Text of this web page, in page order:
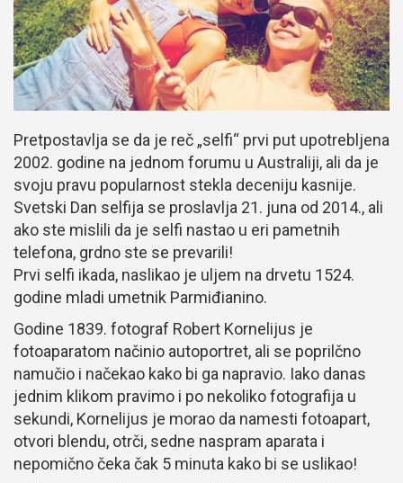
Pretpostavlja se da je reč „selfi“ prvi put upotrebljena
2002. godine na jednom forumu u Australiji, ali da je
svoju pravu popularnost stekla deceniju kasnije.
Svetski Dan selfija se proslavlja 21. juna od 2014., ali
ako ste mislili da je selfi nastao u eri pametnih
telefona, grdno ste se prevarili!
Prvi selfi ikada, naslikao je uljem na drvetu 1524.
godine mladi umetnik Parmiđianino.
Godine 1839. fotograf Robert Kornelijus je
fotoaparatom načinio autoportret, ali se poprilčno
namučio i načekao kako bi ga napravio. Iako danas
jednim klikom pravimo i po nekoliko fotografija u
sekundi, Kornelijus je morao da namesti fotoapart,
otvori blendu, otrči, sedne naspram aparata i
nepomično čeka čak 5 minuta kako bi se uslikao!